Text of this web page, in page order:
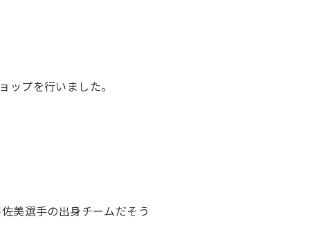
プを行いました。
美選手の出身チームだそう